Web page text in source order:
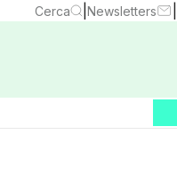
Cerca Newsletters